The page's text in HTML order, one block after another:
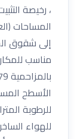
، رخيصة
المساحات
إلى شقوق
مناسب
الأسطح
للرطوبة
للهواء